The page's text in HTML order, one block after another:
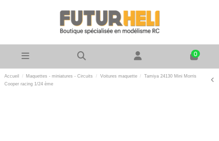
0
Accueil Maquettes - miniatures - Circuits Voitures maquette
Tamiya 24130 Mini Morris
Cooper racing 1/24 ème